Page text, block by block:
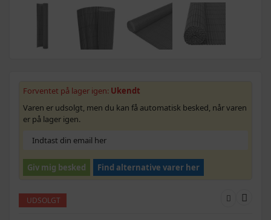
Forventet på lager igen: Ukendt
Varen er udsolgt, men du kan få automatisk besked, når varen
er på lager igen.
Giv mig besked Find alternative varer her
UDSOLGT